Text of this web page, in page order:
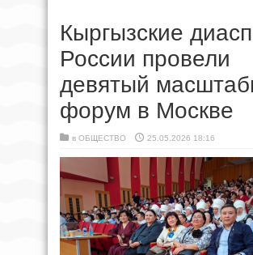
Кыргызские
России провели
девятый
форум в Москве
в ОБЩЕСТВО 25.05.2026 18:16